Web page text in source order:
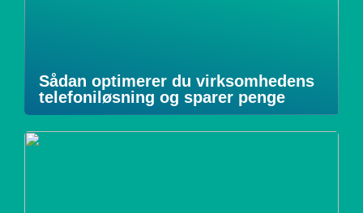
Sådan optimerer du virksomhedens
telefoniløsning og sparer penge